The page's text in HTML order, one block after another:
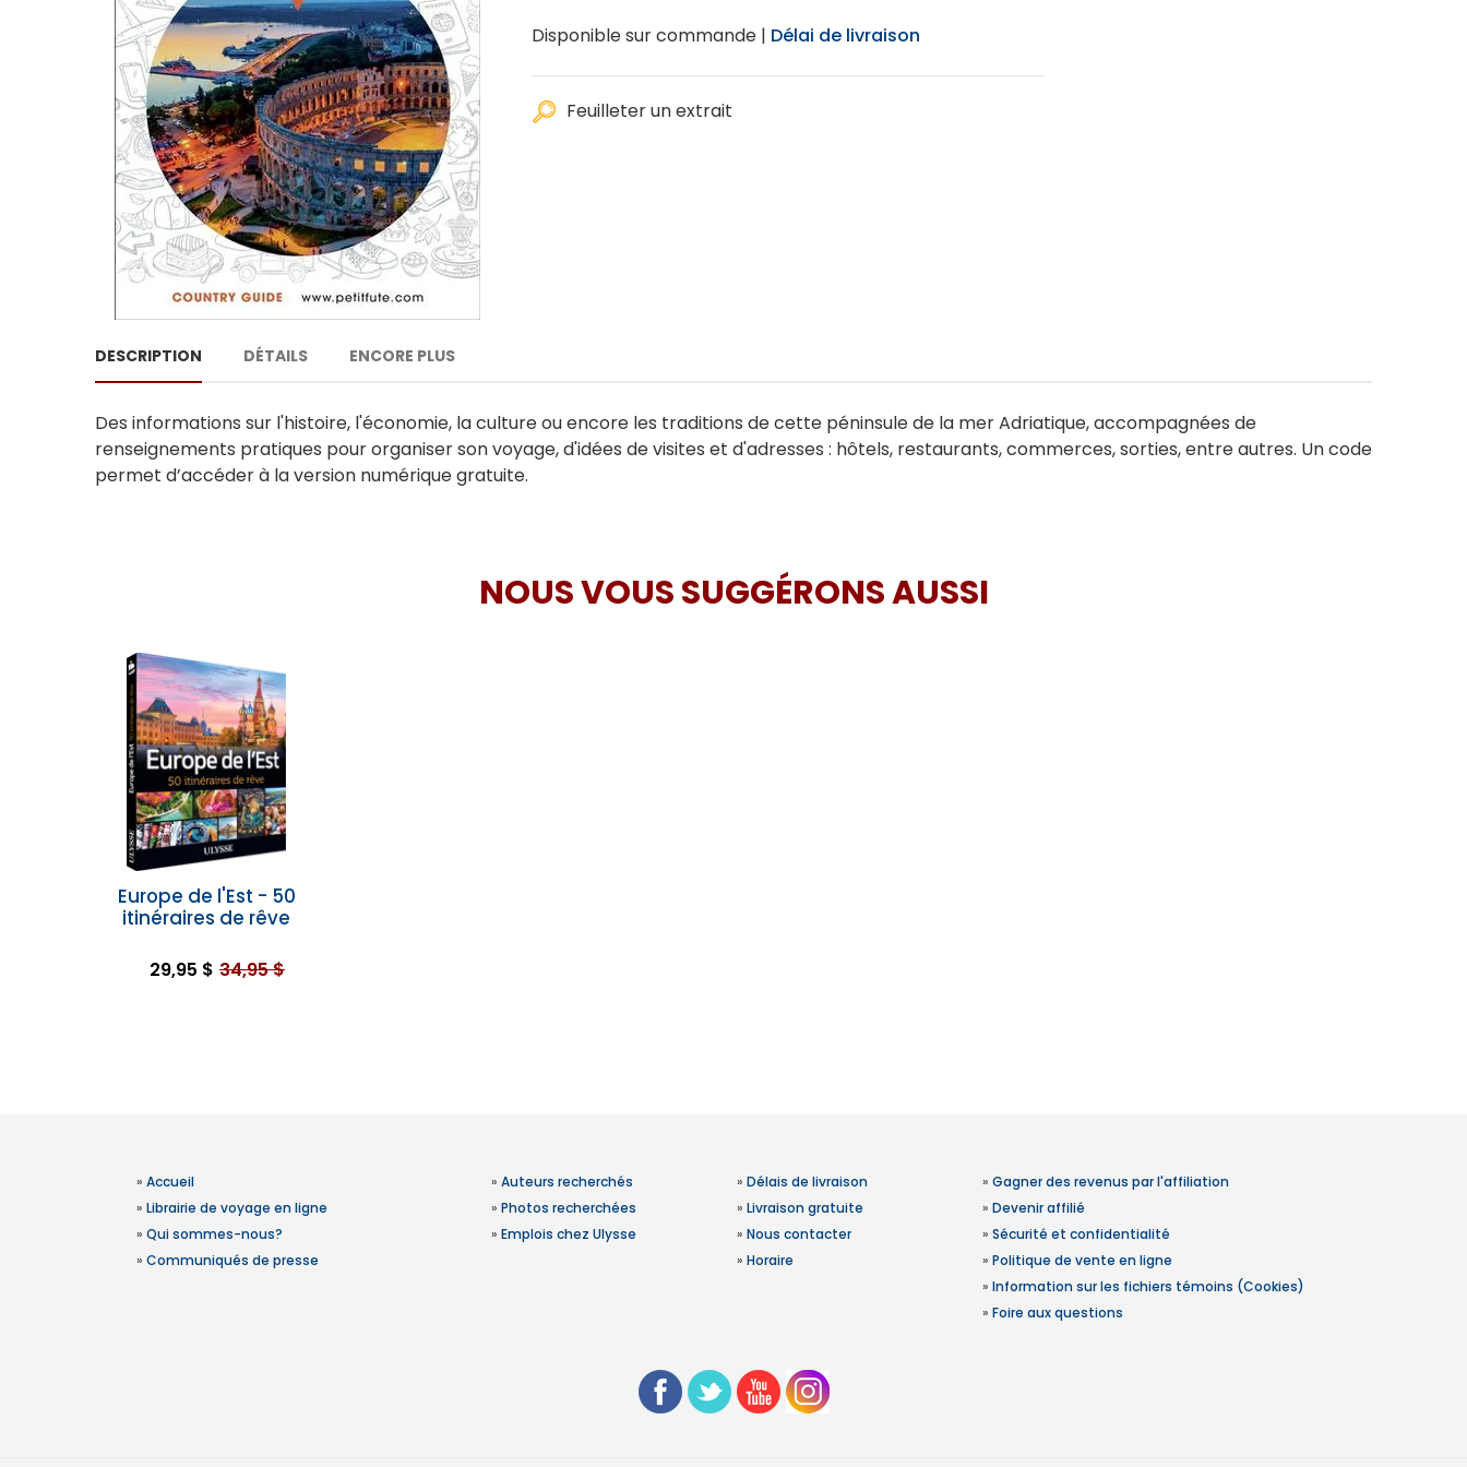
Disponible sur commande | Délai de livraison
Feuilleter un extrait
DESCRIPTION DÉTAILS ENCORE PLUS
Des informations sur l'histoire, l'économie, la culture ou encore les traditions de cette péninsule de la mer Adriatique, accompagnées de
renseignements pratiques pour organiser son voyage, d'idées de visites et d'adresses : hôtels, restaurants, commerces, sorties, entre autres. Un code
permet d’accéder à la version numérique gratuite.
NOUS VOUS SUGGÉRONS AUSSI
Europe de l'Est - 50
itinéraires de rêve
29,95 $ 34,95 $
» Accueil
» Librairie de voyage en ligne
» Qui sommes-nous?
» Communiqués de presse
» Auteurs recherchés
» Photos recherchées
» Emplois chez Ulysse
» Délais de livraison
» Livraison gratuite
» Nous contacter
» Horaire
» Gagner des revenus par l'affiliation
» Devenir affilié
» Sécurité et confidentialité
» Politique de vente en ligne
» Information sur les fichiers témoins (Cookies)
» Foire aux questions